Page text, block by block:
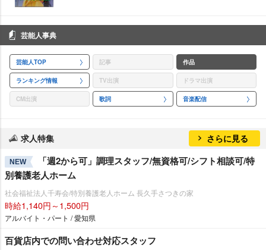
芸能人事典
芸能人TOP 記事 作品
ランキング情報 TV出演 ドラマ出演
CM出演 歌詞 音楽配信
求人特集 さらに見る
NEW
「週2から可」調理スタッフ/無資格可/シフト相談可/特
別養護老人ホーム
社会福祉法人千寿会/特別養護老人ホーム 長久手さつきの家
時給1,140円～1,500円
アルバイト・パート / 愛知県
百貨店内での問い合わせ対応スタッフ